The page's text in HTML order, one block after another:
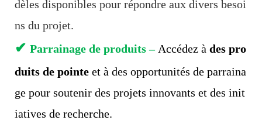
dèles disponibles pour répondre aux divers besoi
ns du projet.
✔ Parrainage de produits – Accédez à des pro
duits de pointe et à des opportunités de parraina
ge pour soutenir des projets innovants et des init
iatives de recherche.